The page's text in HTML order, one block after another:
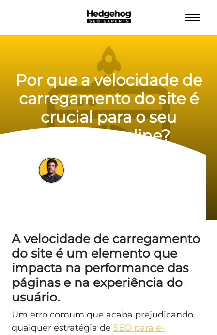
Por que a velocidade de
carregamento do site é
crucial para o seu
sucesso online?
A velocidade de carregamento
do site é um elemento que
impacta na performance das
páginas e na experiência do
usuário.
Um erro comum que acaba prejudicando
qualquer estratégia de SEO para e-